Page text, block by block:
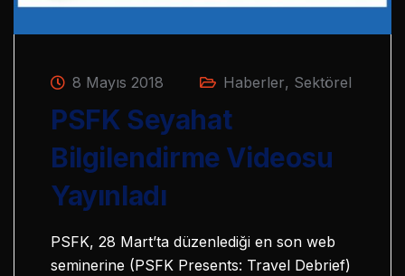
8 Mayıs 2018 Haberler, Sektörel
PSFK Seyahat
Bilgilendirme Videosu
Yayınladı
PSFK, 28 Mart’ta düzenlediği en son web
seminerine (PSFK Presents: Travel Debrief)